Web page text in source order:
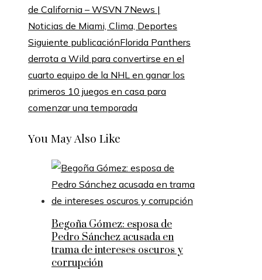
de California – WSVN 7News |
Noticias de Miami, Clima, Deportes
Siguiente publicaciónFlorida Panthers
derrota a Wild para convertirse en el
cuarto equipo de la NHL en ganar los
primeros 10 juegos en casa para
comenzar una temporada
You May Also Like
Begoña Gómez: esposa de
Pedro Sánchez acusada en
trama de intereses oscuros y
corrupción